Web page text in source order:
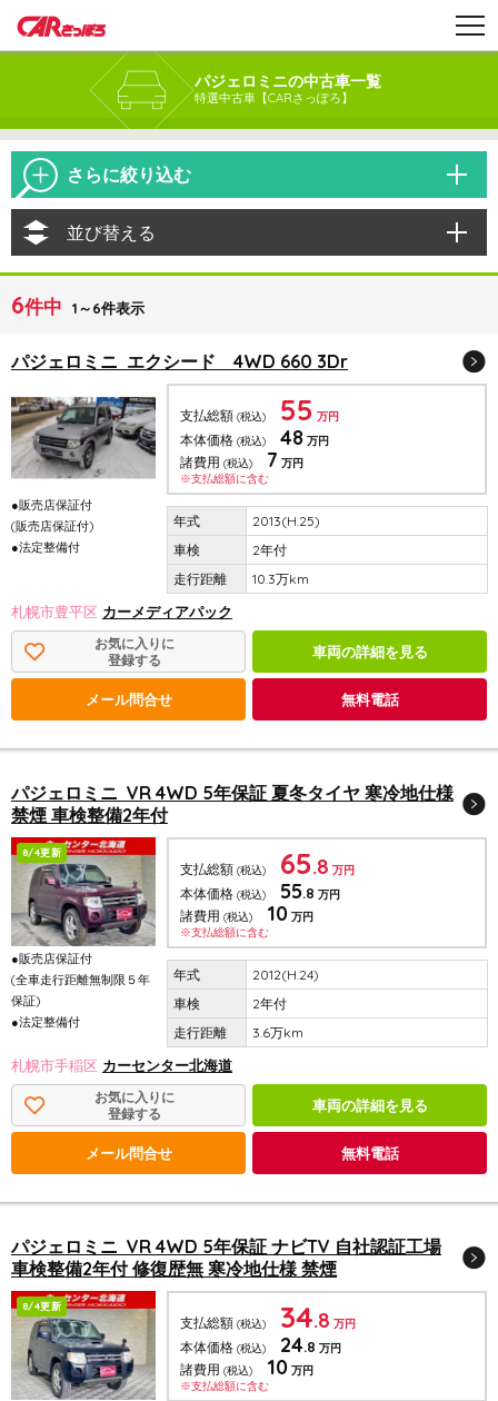
パジェロミニの中古車一覧
特選中古車【CARさっぽろ】
さらに絞り込む
並び替える
6件中 1～6件表示
パジェロミニ エクシード 4WD 660 3Dr
●販売店保証付
(販売店保証付)
●法定整備付
支払総額 (税込) 55 万円
本体価格 (税込) 48 万円
諸費用 (税込) 7 万円
※支払総額に含む
2013(H.25)
2年付
10.3万km
札幌市豊平区 カーメディアパック
お気に入りに
登録する
車両の詳細を見る
メール問合せ 無料電話
パジェロミニ VR 4WD 5年保証 夏冬タイヤ 寒冷地仕様
禁煙 車検整備2年付
8/4更新
●販売店保証付
(全車走行距離無制限５年
保証)
●法定整備付
支払総額 (税込) 65.8 万円
本体価格 (税込) 55.8 万円
諸費用 (税込) 10 万円
※支払総額に含む
2012(H.24)
2年付
3.6万km
札幌市手稲区 カーセンター北海道
お気に入りに
登録する
車両の詳細を見る
メール問合せ 無料電話
パジェロミニ VR 4WD 5年保証 ナビTV 自社認証工場
車検整備2年付 修復歴無 寒冷地仕様 禁煙
8/4更新
支払総額 (税込) 34.8 万円
本体価格 (税込) 24.8 万円
諸費用 (税込) 10 万円
※支払総額に含む